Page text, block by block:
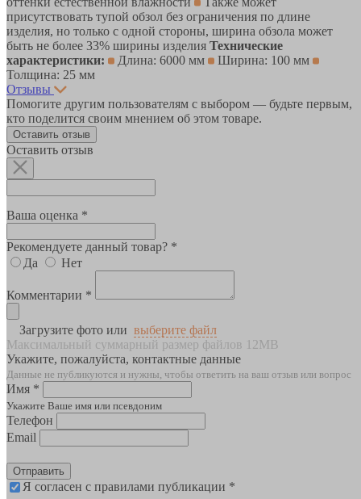
присутствовать тупой обзол без ограничения по длине
изделия, но только с одной стороны, ширина обзола может
быть не более 33% ширины изделия Технические
характеристики:
Длина: 6000 мм
Ширина: 100 мм
Толщина: 25 мм
Отзывы
Помогите другим пользователям с выбором — будьте первым,
кто поделится своим мнением об этом товаре.
Оставить отзыв
Оставить отзыв
Ваша оценка *
Рекомендуете данный товар? *
Да
Нет
Комментарии *
Загрузите фото или выберите файл
Максимальный суммарный размер файлов 12MB
Укажите, пожалуйста, контактные данные
Данные не публикуются и нужны, чтобы ответить на ваш отзыв или вопрос
Имя *
Укажите Ваше имя или псевдоним
Телефон
Email
Отправить
Я согласен с правилами публикации *